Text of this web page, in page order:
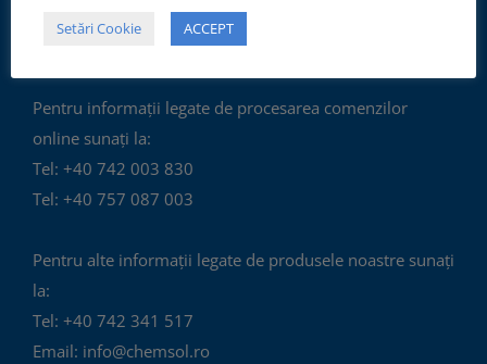
10:00 - 12:00, 14:00 - 17:00
Pentru informații legate de procesarea comenzilor
online sunați la:
Tel: +40 742 003 830
Tel: +40 757 087 003
Pentru alte informații legate de produsele noastre sunați
la:
Tel: +40 742 341 517
Email: info@chemsol.ro
Setări Cookie ACCEPT